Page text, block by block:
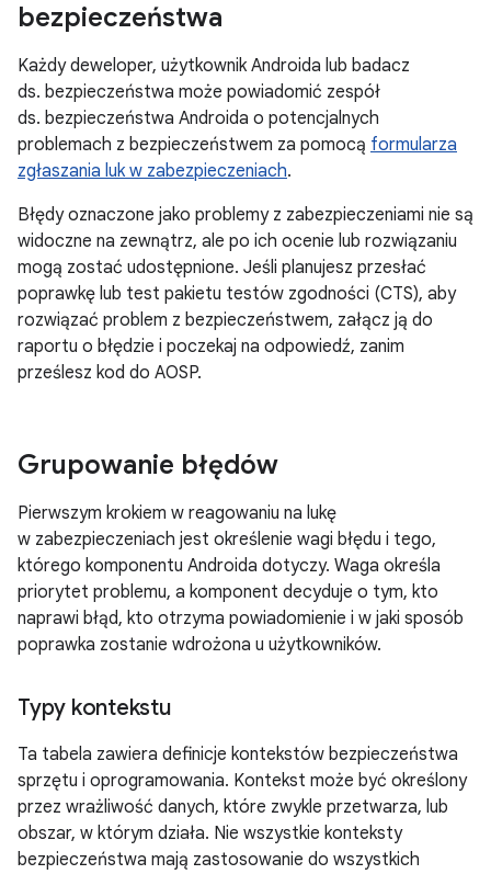
bezpieczeństwa
Każdy deweloper, użytkownik Androida lub badacz
ds. bezpieczeństwa może powiadomić zespół
ds. bezpieczeństwa Androida o potencjalnych
problemach z bezpieczeństwem za pomocą formularza
zgłaszania luk w zabezpieczeniach.
Błędy oznaczone jako problemy z zabezpieczeniami nie są
widoczne na zewnątrz, ale po ich ocenie lub rozwiązaniu
mogą zostać udostępnione. Jeśli planujesz przesłać
poprawkę lub test pakietu testów zgodności (CTS), aby
rozwiązać problem z bezpieczeństwem, załącz ją do
raportu o błędzie i poczekaj na odpowiedź, zanim
prześlesz kod do AOSP.
Grupowanie błędów
Pierwszym krokiem w reagowaniu na lukę
w zabezpieczeniach jest określenie wagi błędu i tego,
którego komponentu Androida dotyczy. Waga określa
priorytet problemu, a komponent decyduje o tym, kto
naprawi błąd, kto otrzyma powiadomienie i w jaki sposób
poprawka zostanie wdrożona u użytkowników.
Typy kontekstu
Ta tabela zawiera definicje kontekstów bezpieczeństwa
sprzętu i oprogramowania. Kontekst może być określony
przez wrażliwość danych, które zwykle przetwarza, lub
obszar, w którym działa. Nie wszystkie konteksty
bezpieczeństwa mają zastosowanie do wszystkich